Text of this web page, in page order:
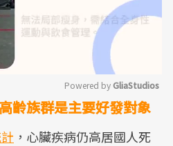
Mute
Powered by GliaStudios
齡族群是主要好發對象
，心臟疾病仍高居國人死